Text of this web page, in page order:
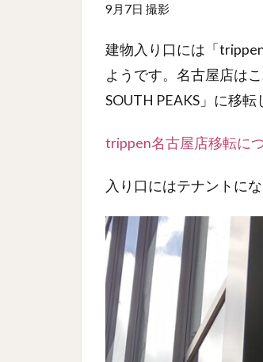
9月7日 撮影
建物入り口には「
ようです。名古屋店は
SOUTH PEAKS」に移転
trippen名古屋店移転に
入り口にはテナントに